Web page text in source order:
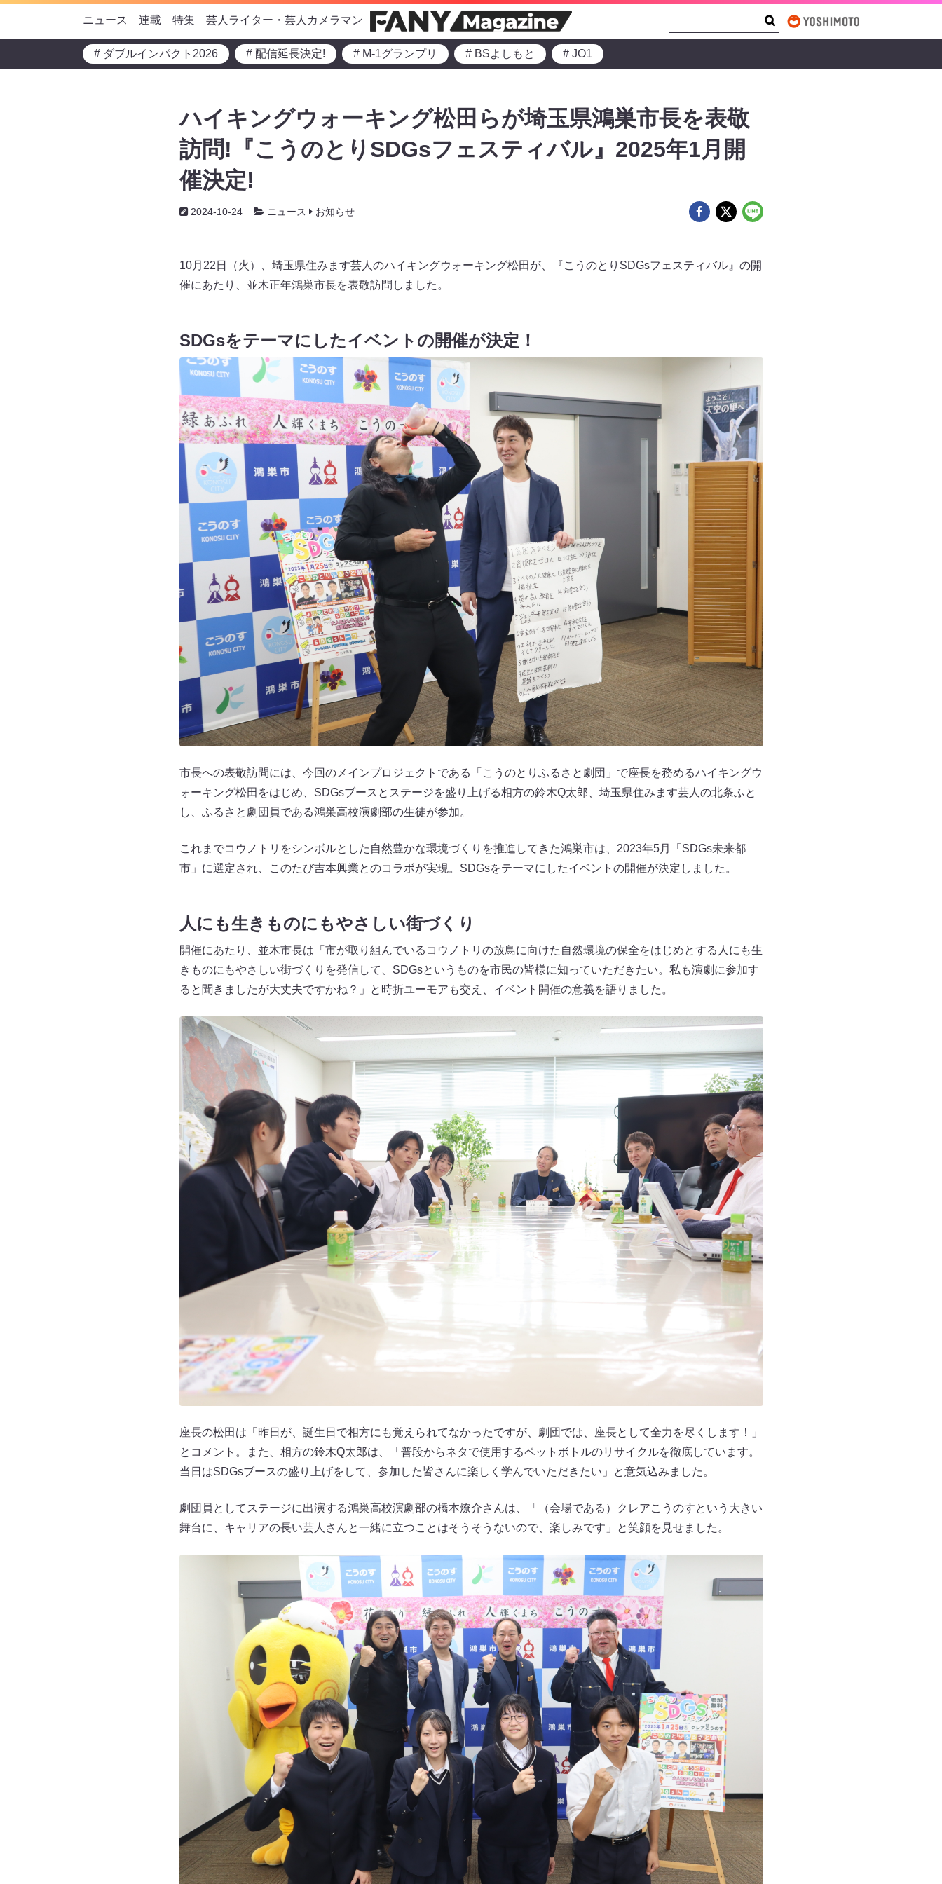
ニュース 連載 特集 芸人ライター・芸人カメラマン
# ダブルインパクト2026 # 配信延長決定! # M-1グランプリ # BSよしもと # JO1
ハイキングウォーキング松田らが埼玉県鴻巣市長を表敬
訪問!『こうのとりSDGsフェスティバル』2025年1月開
催決定!
2024-10-24 ニュース お知らせ
10月22日（火）、埼玉県住みます芸人のハイキングウォーキング松田が、『こうのとりSDGsフェスティバル』の開
催にあたり、並木正年鴻巣市長を表敬訪問しました。
SDGsをテーマにしたイベントの開催が決定！
市長への表敬訪問には、今回のメインプロジェクトである「こうのとりふるさと劇団」で座長を務めるハイキングウ
ォーキング松田をはじめ、SDGsブースとステージを盛り上げる相方の鈴木Q太郎、埼玉県住みます芸人の北条ふと
し、ふるさと劇団員である鴻巣高校演劇部の生徒が参加。
これまでコウノトリをシンボルとした自然豊かな環境づくりを推進してきた鴻巣市は、2023年5月「SDGs未来都
市」に選定され、このたび吉本興業とのコラボが実現。SDGsをテーマにしたイベントの開催が決定しました。
人にも生きものにもやさしい街づくり
開催にあたり、並木市長は「市が取り組んでいるコウノトリの放鳥に向けた自然環境の保全をはじめとする人にも生
きものにもやさしい街づくりを発信して、SDGsというものを市民の皆様に知っていただきたい。私も演劇に参加す
ると聞きましたが大丈夫ですかね？」と時折ユーモアも交え、イベント開催の意義を語りました。
座長の松田は「昨日が、誕生日で相方にも覚えられてなかったですが、劇団では、座長として全力を尽くします！」
とコメント。また、相方の鈴木Q太郎は、「普段からネタで使用するペットボトルのリサイクルを徹底しています。
当日はSDGsブースの盛り上げをして、参加した皆さんに楽しく学んでいただきたい」と意気込みました。
劇団員としてステージに出演する鴻巣高校演劇部の橋本燎介さんは、「（会場である）クレアこうのすという大きい
舞台に、キャリアの長い芸人さんと一緒に立つことはそうそうないので、楽しみです」と笑顔を見せました。